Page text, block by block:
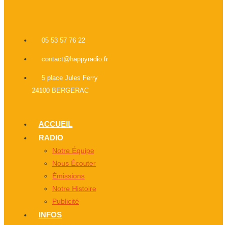
05 53 57 76 22
contact@happyradio.fr
5 place Jules Ferry
24100 BERGERAC
ACCUEIL
RADIO
Notre Équipe
Nous Écouter
Émissions
Notre Histoire
Publicité
INFOS